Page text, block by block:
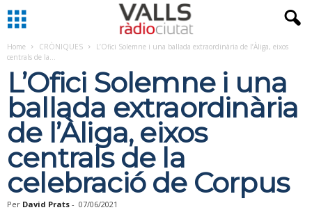
Home CRÒNIQUES
L’Ofici Solemne i una ballada extraordinària de l’Àliga, eixos
centrals de la...
L’Ofici Solemne i una
ballada extraordinària
de l’Àliga, eixos
centrals de la
celebració de Corpus
Per David Prats - 07/06/2021